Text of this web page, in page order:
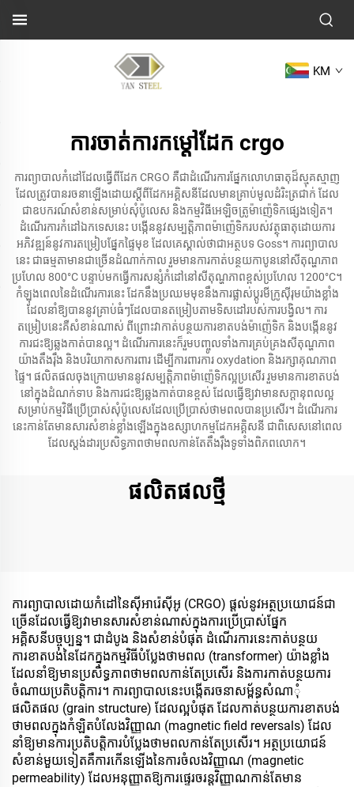
KM
ការចាត់ការកម្តៅដែក crgo
ការព្យាបាលកំដៅដែលធ្វើពីដែក CRGO គឺជាដំណើរការផ្នែកលោហធាតុដ៏ស្មុគស្មាញ
ដែលត្រូវបានរចនាឡើងដោយស្តីពីដែកអគ្គិសនីដែលមានគ្រាប់មូលដំរិះត្រជាក់ ដែល
ជាឧបករណ៍សំខាន់សម្រាប់សុំប៉ូលេស និងកម្មវិធីអេឡិចត្រូម៉ាញ៉េទិកផ្សេងទៀត។
ដំណើរការកំដៅឯកទេសនេះ បង្កើននូវសម្បត្តិភាពម៉ាញ៉េទិករបស់វត្ថុធាតុដោយការ
អភិវឌ្ឍន៍នូវការតម្រៀបផ្នែកផ្ទៃមុខ ដែលគេស្គាល់ថាជា​អត្ថបទ Goss។ ការព្យាបាល
នេះ ជាធម្មតាមានជាច្រើនដំណាក់កាល រួមមានការកាត់បន្ថយកាបូននៅសីតុណ្ហភាព
ប្រហែល 800°C បន្ទាប់មកធ្វើការសន្សំកំដៅនៅសីតុណ្ហភាពខ្ពស់ប្រហែល 1200°C។
កំឡុងពេលនៃដំណើរការនេះ ដែកនឹងប្រឈមមុខនឹងការផ្លាស់ប្ដូរមីក្រូស៊ីរុមយ៉ាងខ្លាំង
ដែលនាំឱ្យបាននូវគ្រាប់ធំៗដែលបានតម្រៀបតាមទិសដៅរបស់ការបង្វិល។ ការ
តម្រៀបនេះគឺសំខាន់ណាស់ ពីព្រោះវាកាត់បន្ថយការខាតបង់ម៉ាញ៉េទិក និងបង្កើននូវ
ការជះឱ្យឆ្លងកាត់បានល្អ។ ដំណើរការនេះក៏រួមបញ្ចូលទាំងការគ្រប់គ្រងសីតុណ្ហភាព
យ៉ាងតឹងរ៉ឹង និងបរិយាកាសការពារ ដើម្បីការពារការ oxydation និងរក្សាគុណភាព
ផ្ទៃ។ ផលិតផលចុងក្រោយមាននូវសម្បត្តិភាពម៉ាញ៉េទិកល្អប្រសើរ រួមមានការខាតបង់
នៅក្នុងដំណក់ទាប និងការជះឱ្យឆ្លងកាត់បានខ្ពស់ ដែលធ្វើឱ្យវាមានសក្ដានុពលល្អ
សម្រាប់កម្មវិធីប្រើប្រាស់សុំប៉ូលេសដែលប្រើប្រាស់ថាមពលបានប្រសើរ។ ដំណើរការ
នេះកាន់តែមានសារសំខាន់ខ្លាំងឡើងក្នុងឧស្សាហកម្មដែកអគ្គិសនី ជាពិសេសនៅពេល
ដែលស្តង់ដារប្រសិទ្ធភាពថាមពលកាន់តែតឹងរ៉ឹងទូទាំងពិភពលោក។
ផលិតផលថ្មី
ការព្យាបាលដោយកំដៅនៃស៊ីអារ៉េស៊ីអូ (CRGO) ផ្តល់នូវអត្ថប្រយោជន៍ជា
ច្រើនដែលធ្វើឱ្យវាមានសារសំខាន់ណាស់ក្នុងការប្រើប្រាស់ផ្នែក
អគ្គិសនីបច្ចុប្បន្ន។ ជាដំបូង និងសំខាន់បំផុត ដំណើរការនេះកាត់បន្ថយ
ការខាតបង់នៃដែកក្នុងកម្មវិធីបំប្លែងថាមពល (transformer) យ៉ាងខ្លាំង
ដែលនាំឱ្យមានប្រសិទ្ធភាពថាមពលកាន់តែប្រសើរ និងការកាត់បន្ថយការ
ចំណាយប្រតិបត្តិការ។ ការព្យាបាលនេះបង្កើតរចនាសម្ព័ន្ធសំណាុំ
ផលិតផល (grain structure) ដែលល្អបំផុត ដែលកាត់បន្ថយការខាតបង់
ថាមពលក្នុងកំឡិតបំលែងវិញ្ញាណ (magnetic field reversals) ដែល
នាំឱ្យមានការប្រតិបត្តិការបំប្លែងថាមពលកាន់តែប្រសើរ។ អត្ថប្រយោជន៍
សំខាន់មួយទៀតគឺការកើនឡើងនៃការចំលងវិញ្ញាណ (magnetic
permeability) ដែលអនុញ្ញាតឱ្យការផ្ទេរចរន្តវិញ្ញាណកាន់តែមាន